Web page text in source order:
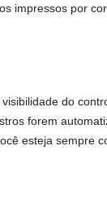
impressos por
do
forem
esteja sempre